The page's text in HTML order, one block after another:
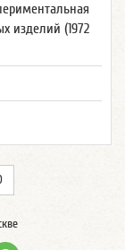
изделий (1972